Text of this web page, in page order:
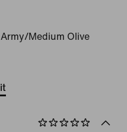
Medium Olive